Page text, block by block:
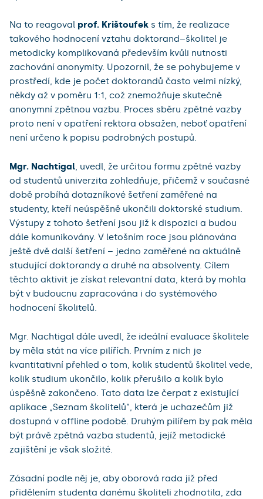
Na to reagoval prof. Krištoufek s tím, že realizace
takového hodnocení vztahu doktorand–školitel je
metodicky komplikovaná především kvůli nutnosti
zachování anonymity. Upozornil, že se pohybujeme v
prostředí, kde je počet doktorandů často velmi nízký,
někdy až v poměru 1:1, což znemožňuje skutečně
anonymní zpětnou vazbu. Proces sběru zpětné vazby
proto není v opatření rektora obsažen, neboť opatření
není určeno k popisu podrobných postupů.
Mgr. Nachtigal, uvedl, že určitou formu zpětné vazby
od studentů univerzita zohledňuje, přičemž v současné
době probíhá dotazníkové šetření zaměřené na
studenty, kteří neúspěšně ukončili doktorské studium.
Výstupy z tohoto šetření jsou již k dispozici a budou
dále komunikovány. V letošním roce jsou plánována
ještě dvě další šetření – jedno zaměřené na aktuálně
studující doktorandy a druhé na absolventy. Cílem
těchto aktivit je získat relevantní data, která by mohla
být v budoucnu zapracována i do systémového
hodnocení školitelů.
Mgr. Nachtigal dále uvedl, že ideální evaluace školitele
by měla stát na více pilířích. Prvním z nich je
kvantitativní přehled o tom, kolik studentů školitel vede,
kolik studium ukončilo, kolik přerušilo a kolik bylo
úspěšně zakončeno. Tato data lze čerpat z existující
aplikace „Seznam školitelů“, která je uchazečům již
dostupná v offline podobě. Druhým pilířem by pak měla
být právě zpětná vazba studentů, jejíž metodické
zajištění je však složité.
Zásadní podle něj je, aby oborová rada již před
přidělením studenta danému školiteli zhodnotila, zda